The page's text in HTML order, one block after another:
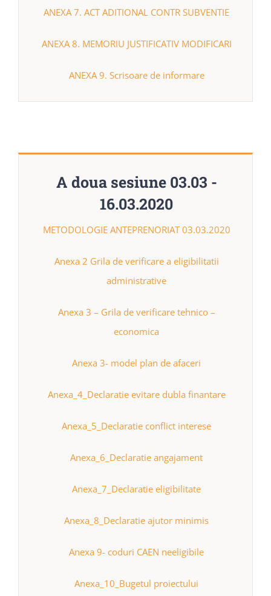
ANEXA 7. ACT ADITIONAL CONTR SUBVENTIE
ANEXA 8. MEMORIU JUSTIFICATIV MODIFICARI
ANEXA 9. Scrisoare de informare
A doua sesiune 03.03 -
16.03.2020
METODOLOGIE ANTEPRENORIAT 03.03.2020
Anexa 2 Grila de verificare a eligibilitatii
administrative
Anexa 3 – Grila de verificare tehnico –
economica
Anexa 3- model plan de afaceri
Anexa_4_Declaratie evitare dubla finantare
Anexa_5_Declaratie conflict interese
Anexa_6_Declaratie angajament
Anexa_7_Declaratie eligibilitate
Anexa_8_Declaratie ajutor minimis
Anexa 9- coduri CAEN neeligibile
Anexa_10_Bugetul proiectului